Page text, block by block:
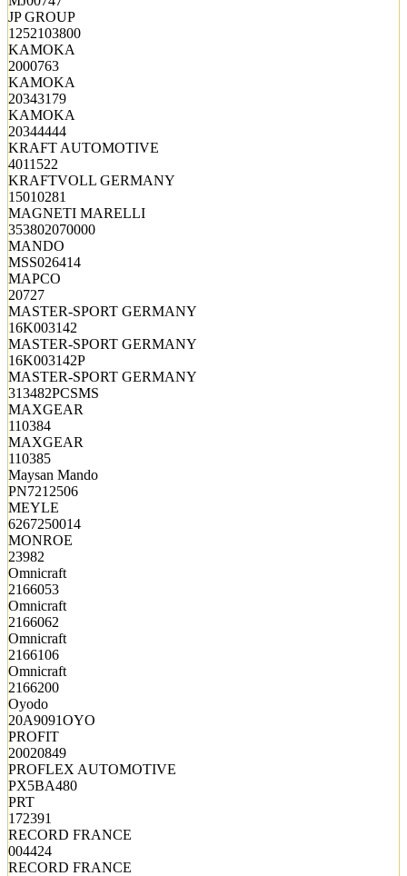
JP GROUP
1252103800
KAMOKA
2000763
KAMOKA
20343179
KAMOKA
20344444
KRAFT AUTOMOTIVE
4011522
KRAFTVOLL GERMANY
15010281
MAGNETI MARELLI
353802070000
MANDO
MSS026414
MAPCO
20727
MASTER-SPORT GERMANY
16K003142
MASTER-SPORT GERMANY
16K003142P
MASTER-SPORT GERMANY
313482PCSMS
MAXGEAR
110384
MAXGEAR
110385
Maysan Mando
PN7212506
MEYLE
6267250014
MONROE
23982
Omnicraft
2166053
Omnicraft
2166062
Omnicraft
2166106
Omnicraft
2166200
Oyodo
20A9091OYO
PROFIT
20020849
PROFLEX AUTOMOTIVE
PX5BA480
PRT
172391
RECORD FRANCE
004424
RECORD FRANCE